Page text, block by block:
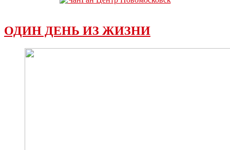
ОДИН ДЕНЬ ИЗ ЖИЗНИ